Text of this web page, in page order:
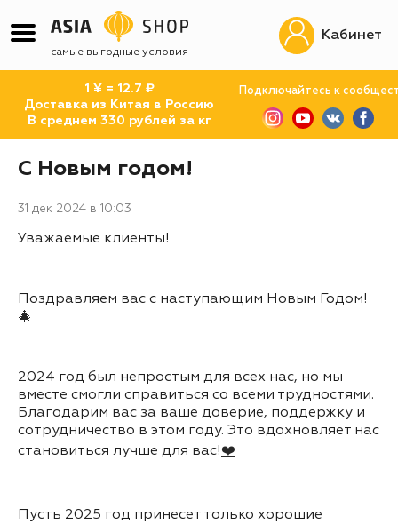
самая быстрая доставка
1 ¥ = 12.7 ₽
Доставка из Китая в Россию
В среднем 330 рублей за кг
Подключайтесь к
Кабинет
С Новым годом!
31 дек 2024 в 10:03
Уважаемые клиенты!
Поздравляем вас с наступающим Новым Годом!
🎄
2024 год был непростым для всех нас, но мы
вместе смогли справиться со всеми трудностями.
Благодарим вас за ваше доверие, поддержку и
сотрудничество в этом году. Это вдохновляет нас
становиться лучше для вас!❤️
Пусть 2025 год принесет только хорошие